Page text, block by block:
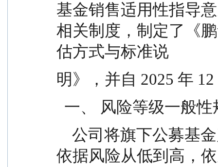
基金销售适用性指导
相关制度，制定了《
估方式与标准说
明》，并自 2025 年
一、 风险等级一般
依据风险从低到高，